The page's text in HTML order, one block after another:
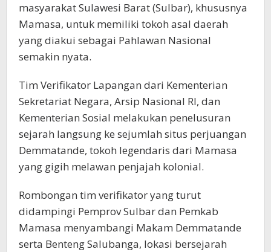
masyarakat Sulawesi Barat (Sulbar), khususnya
Mamasa, untuk memiliki tokoh asal daerah
yang diakui sebagai Pahlawan Nasional
semakin nyata.
Tim Verifikator Lapangan dari Kementerian
Sekretariat Negara, Arsip Nasional RI, dan
Kementerian Sosial melakukan penelusuran
sejarah langsung ke sejumlah situs perjuangan
Demmatande, tokoh legendaris dari Mamasa
yang gigih melawan penjajah kolonial.
Rombongan tim verifikator yang turut
didampingi Pemprov Sulbar dan Pemkab
Mamasa menyambangi Makam Demmatande
serta Benteng Salubanga, lokasi bersejarah